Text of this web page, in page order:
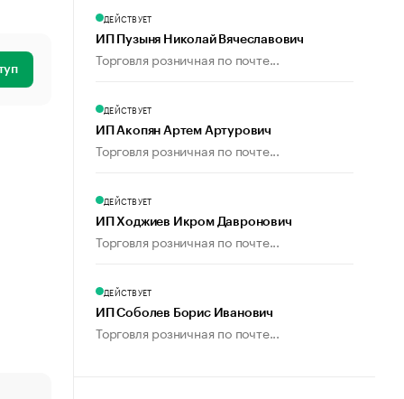
ДЕЙСТВУЕТ
ИП Пузыня Николай Вячеславович
Торговля розничная по почте...
ДЕЙСТВУЕТ
ИП Акопян Артем Артурович
Торговля розничная по почте...
ДЕЙСТВУЕТ
ИП Ходжиев Икром Давронович
Торговля розничная по почте...
ДЕЙСТВУЕТ
ИП Соболев Борис Иванович
Торговля розничная по почте...